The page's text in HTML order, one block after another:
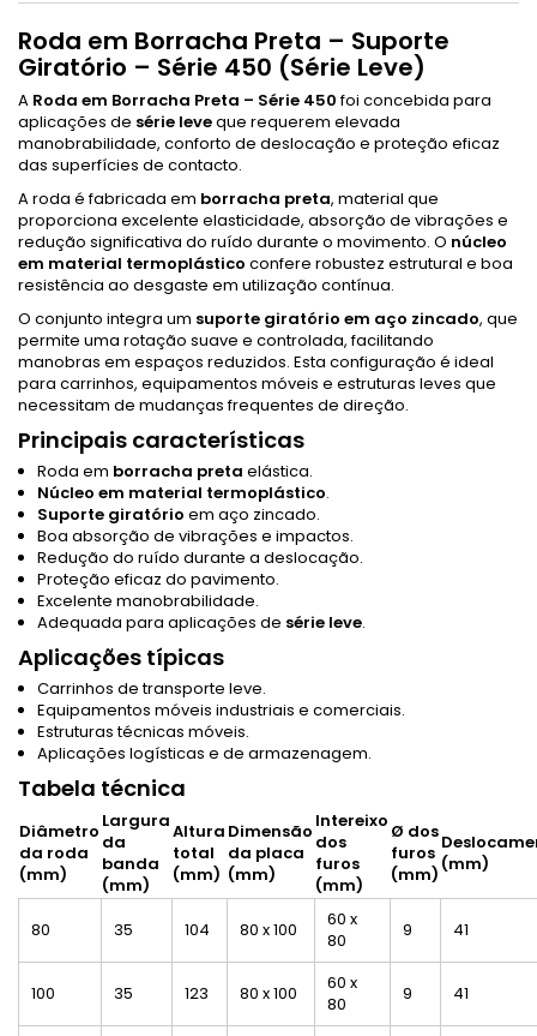
Roda em Borracha Preta – Suporte
Giratório – Série 450 (Série Leve)
A Roda em Borracha Preta – Série 450foi concebida para
aplicações de série leveque requerem elevada
manobrabilidade, conforto de deslocação e proteção eficaz
das superfícies de contacto.
A roda é fabricada em borracha preta, material que
proporciona excelente elasticidade, absorção de vibrações e
redução significativa do ruído durante o movimento. O núcleo
em material termoplástico confere robustez estrutural e boa
resistência ao desgaste em utilização contínua.
O conjunto integra um suporte giratório em aço zincado, que
permite uma rotação suave e controlada, facilitando
manobras em espaços reduzidos. Esta configuração é ideal
para carrinhos, equipamentos móveis e estruturas leves que
necessitam de mudanças frequentes de direção.
Principais características
Roda em borracha preta elástica.
Núcleo em material termoplástico.
Suporte giratório em aço zincado.
Boa absorção de vibrações e impactos.
Redução do ruído durante a deslocação.
Proteção eficaz do pavimento.
Excelente manobrabilidade.
Adequada para aplicações de série leve.
Aplicações típicas
Carrinhos de transporte leve.
Equipamentos móveis industriais e comerciais.
Estruturas técnicas móveis.
Aplicações logísticas e de armazenagem.
Tabela técnica
Diâmetro
da roda
(mm)
Largura
da
banda
(mm)
Altura
total
(mm)
Dimensão
da placa
(mm)
Intereixo
dos
furos
(mm)
Ø dos
furos
(mm) (mm)
80 35 104 80 x 100
60 x
80
9 41
100 35 123 80 x 100
60 x
80
9 41